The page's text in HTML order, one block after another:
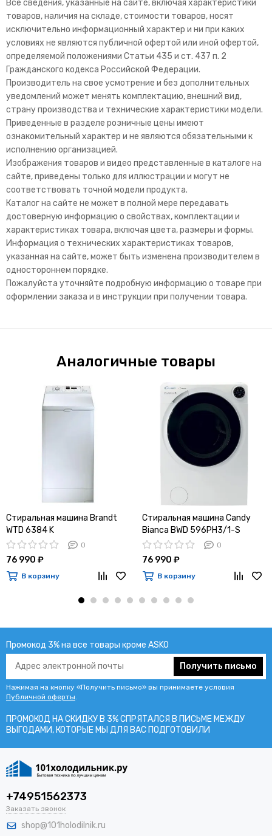
Все сведения, указанные на сайте, включая характеристики
товаров, наличия на складе, стоимости товаров, носят
исключительно информационный характер и ни при каких
условиях не являются публичной офертой или иной офертой,
определяемой положениями Статьи 435 и ст. 437 п. 2
Гражданского кодекса Российской Федерации.
Производитель на свое усмотрение и без дополнительных
уведомлений может менять комплектацию, внешний вид,
страну производства и технические характеристики модели.
Приведенные в разделе розничные цены имеют
ознакомительный характер и не являются обязательными к
исполнению организацией.
Изображения товаров и видео представленные в каталоге на
сайте, приведены только для иллюстрации и могут не
соответствовать точной модели продукта.
Каталог на сайте не может в полной мере передавать
достоверную информацию о свойствах, комплектации и
характеристиках товара, включая цвета, размеры и формы.
Информация о технических характеристиках товаров,
указанная на сайте, может быть изменена производителем в
одностороннем порядке.
Пожалуйста уточняйте подробную информацию о товаре при
оформлении заказа и в инструкции при получении товара.
Аналогичные товары
Стиральная машина Brandt
WTD 6384 K
0
76 990 ₽
В корзину
Стиральная машина Candy
Bianca BWD 596PH3/1-S
0
76 990 ₽
В корзину
Промокод 3% на все товары кроме ASKO
Получить письмо
Нажимая на кнопку «Получить письмо» вы принимаете условия
Публичной оферты.
ПРОМОКОД НА СКИДКУ В 3% СПРЯТАЛСЯ В ПИCЬМЕ МЕЖДУ
ВЫГОДАМИ, КОТОРЫЕ МЫ ДЛЯ ВАС ПОДГОТОВИЛИ
+74951562373
Заказать звонок
shop@101holodilnik.ru